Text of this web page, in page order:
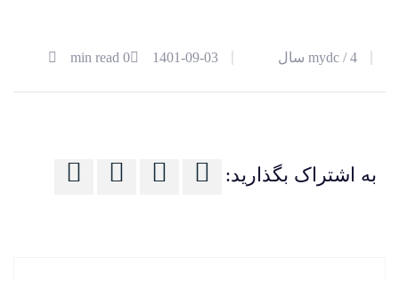
آذر
mydc /4 سال 1401-09-03
0 min read
به اشتراک بگذارید: